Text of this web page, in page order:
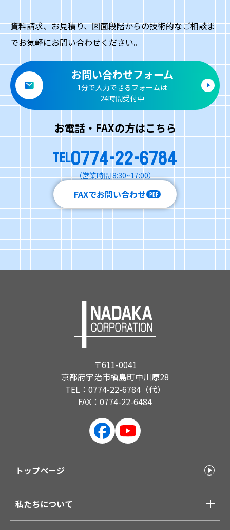
資料請求、お見積り、図面段階からの技術的なご相談ま
でお気軽にお問い合わせください。
お問い合わせフォーム
1分で入力できるフォームは
24時間受付中
お電話・FAXの方はこちら
TEL0774-22-6784
（営業時間 8:30~17:00）
FAXでお問い合わせ PDF
〒611-0041
京都府宇治市槇島町中川原28
TEL：0774-22-6784（代）
FAX：0774-22-6484
トップページ
私たちについて